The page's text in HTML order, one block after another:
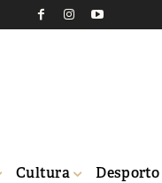
Cultura Desporto